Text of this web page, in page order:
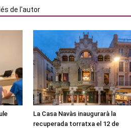
de l'autor
La Casa Navàs inaugurarà la
recuperada torratxa el 12 de